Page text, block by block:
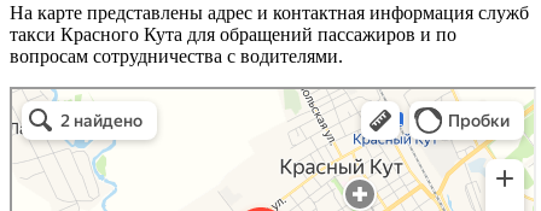
На карте представлены адрес и контактная информация служб
такси Красного Кута для обращений пассажиров и по
вопросам сотрудничества с водителями.